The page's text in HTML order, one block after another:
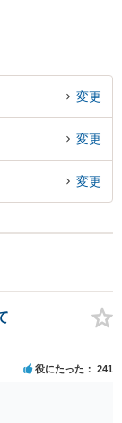
変更
変更
変更
役にたった 241